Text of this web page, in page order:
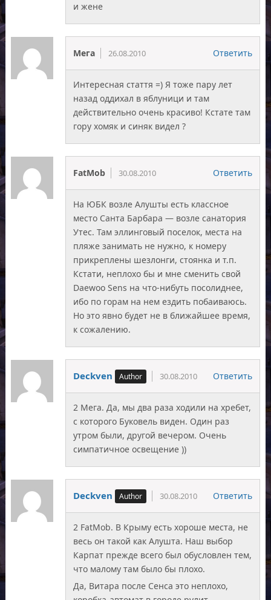
и жене
Мега 26.08.2010 Ответить
Интересная стаття =) Я тоже пару лет
назад оддихал в яблуници и там
действительно очень красиво! Кстате там
гору хомяк и синяк видел ?
FatMob 30.08.2010 Ответить
На ЮБК возле Алушты есть классное
место Санта Барбара — возле санатория
Утес. Там эллинговый поселок, места на
пляже занимать не нужно, к номеру
прикреплены шезлонги, стоянка и т.п.
Кстати, неплохо бы и мне сменить свой
Daewoo Sens на что-нибуть посолиднее,
ибо по горам на нем ездить побаиваюсь.
Но это явно будет не в ближайшее время,
к сожалению.
Deckven 30.08.2010 Ответить
2 Мега. Да, мы два раза ходили на хребет,
с которого Буковель виден. Один раз
утром были, другой вечером. Очень
симпатичное освещение ))
Deckven 30.08.2010 Ответить
2 FatMob. В Крыму есть хороше места, не
весь он такой как Алушта. Наш выбор
Карпат прежде всего был обусловлен тем,
что малому там было бы плохо.
Да, Витара после Сенса это неплохо,